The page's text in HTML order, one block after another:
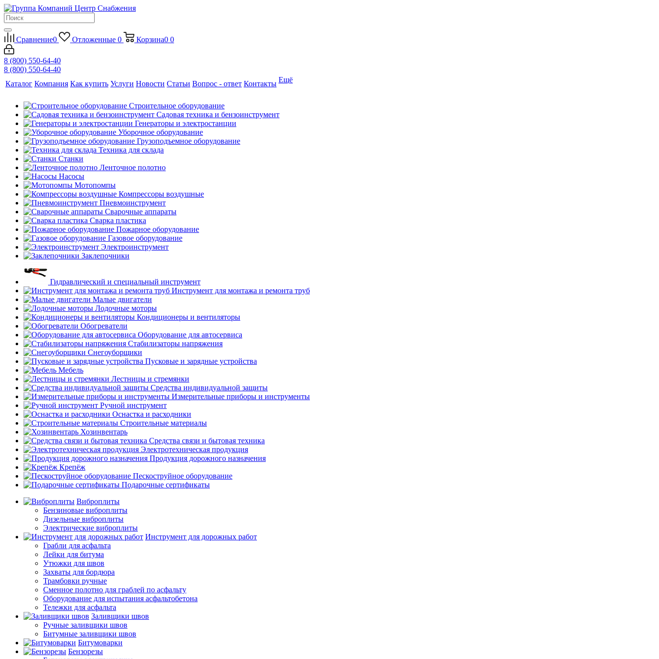
Сравнение0 Отложенные 0 Корзина0 0
8 (800) 550-64-40
8 (800) 550-64-40
Каталог Компания Как купить Услуги Новости Статьи Вопрос - ответ Контакты Ещё
Строительное оборудование
Садовая техника и бензоинструмент
Генераторы и электростанции
Уборочное оборудование
Грузоподъемное оборудование
Техника для склада
Станки
Ленточное полотно
Насосы
Мотопомпы
Компрессоры воздушные
Пневмоинструмент
Сварочные аппараты
Сварка пластика
Пожарное оборудование
Газовое оборудование
Электроинструмент
Заклепочники
Гидравлический и специальный инструмент
Инструмент для монтажа и ремонта труб
Малые двигатели
Лодочные моторы
Кондиционеры и вентиляторы
Обогреватели
Оборудование для автосервиса
Стабилизаторы напряжения
Снегоуборщики
Пусковые и зарядные устройства
Мебель
Лестницы и стремянки
Средства индивидуальной защиты
Измерительные приборы и инструменты
Ручной инструмент
Оснастка и расходники
Строительные материалы
Хозинвентарь
Средства связи и бытовая техника
Электротехническая продукция
Продукция дорожного назначения
Крепёж
Пескоструйное оборудование
Подарочные сертификаты
Виброплиты
Бензиновые виброплиты
Дизельные виброплиты
Электрические виброплиты
Инструмент для дорожных работ
Грабли для асфальта
Лейки для битума
Утюжки для швов
Захваты для бордюра
Трамбовки ручные
Сменное полотно для граблей по асфальту
Оборудование для испытания асфальтобетона
Тележки для асфальта
Заливщики швов
Ручные заливщики швов
Битумные заливщики швов
Битумоварки
Бензорезы